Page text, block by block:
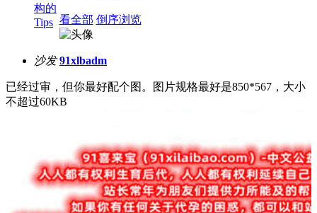
构的
Tips 看全部 倒序浏览
沙发 91xlbadm
已经过审，但你最好配个图。图片规格最好是850*567，大小
不超过60KB